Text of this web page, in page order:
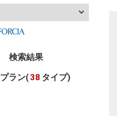
検索結果
プラン(38 タイプ)